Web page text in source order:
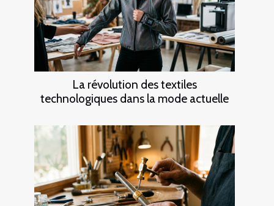
La révolution des textiles
technologiques dans la mode actuelle